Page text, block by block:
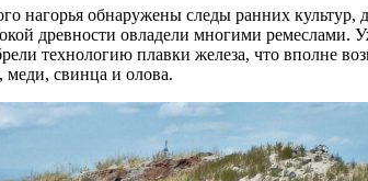
нагорья обнаружены следы ранних культур,
древности овладели многими ремеслами.
технологию плавки железа, что вполне
меди, свинца и олова.